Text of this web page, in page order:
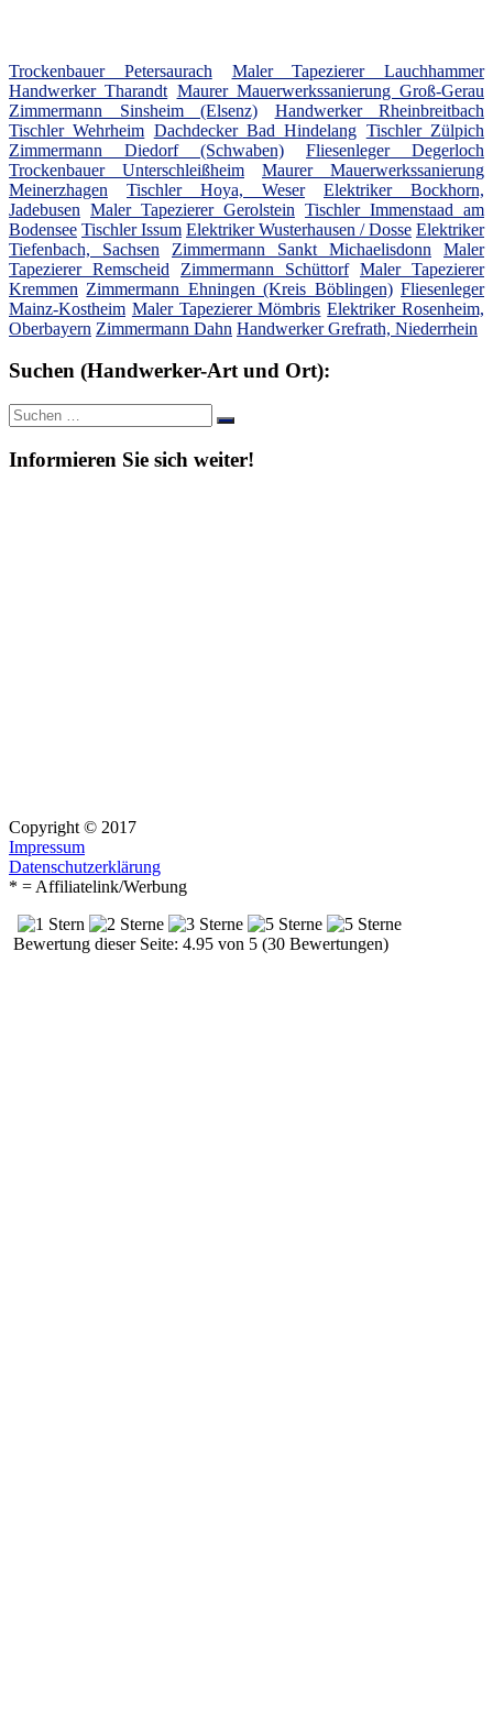
Trockenbauer Petersaurach
Maler Tapezierer Lauchhammer
Handwerker Tharandt Maurer Mauerwerkssanierung Groß-Gerau
Zimmermann Sinsheim (Elsenz)
Handwerker Rheinbreitbach
Tischler Wehrheim Dachdecker Bad Hindelang Tischler Zülpich
Zimmermann Diedorf (Schwaben)
Fliesenleger Degerloch
Trockenbauer Unterschleißheim
Maurer Mauerwerkssanierung
Meinerzhagen
Tischler Hoya, Weser
Elektriker Bockhorn,
Jadebusen Maler Tapezierer Gerolstein Tischler Immenstaad am
Bodensee Tischler Issum Elektriker Wusterhausen / Dosse Elektriker
Tiefenbach, Sachsen
Zimmermann Sankt Michaelisdonn
Maler
Tapezierer Remscheid
Zimmermann Schüttorf Maler Tapezierer
Kremmen Zimmermann Ehningen (Kreis Böblingen) Fliesenleger
Mainz-Kostheim Maler Tapezierer Mömbris Elektriker Rosenheim,
Oberbayern Zimmermann Dahn Handwerker Grefrath, Niederrhein
Suchen (Handwerker-Art und Ort):
Suche
nach:
Suchen
Informieren Sie sich weiter!
Copyright © 2017
Impressum
Datenschutzerklärung
* = Affiliatelink/Werbung
Bewertung dieser Seite: 4.95 von 5 (30 Bewertungen)